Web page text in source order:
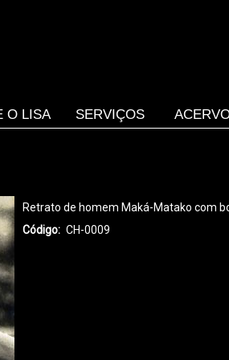
O LISA SERVIÇOS
Retrato de homem Maká-Matako com
Código
CH-0009